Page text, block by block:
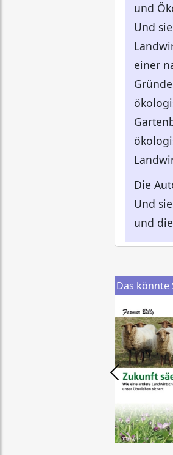
und
Und
einer
Die
Und
und
Das könnte